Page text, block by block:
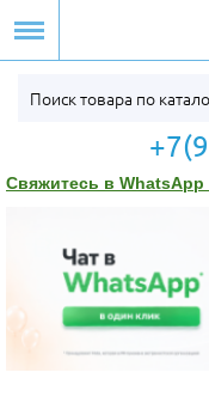
Свяжитесь в WhatsApp